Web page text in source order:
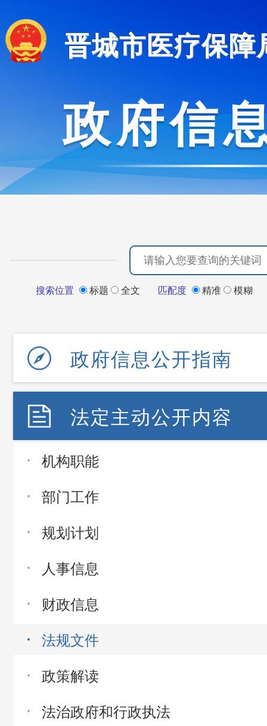
晋城市医疗保障
政府信
搜索位置 标题 全文 匹配度 精准 模糊
政府信息公开指南
法定主动公开内容
机构职能
部门工作
规划计划
人事信息
财政信息
法规文件
政策解读
法治政府和行政执法